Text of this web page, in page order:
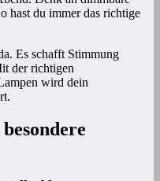
hast du immer das richtige
Es schafft Stimmung
der richtigen
wird dein